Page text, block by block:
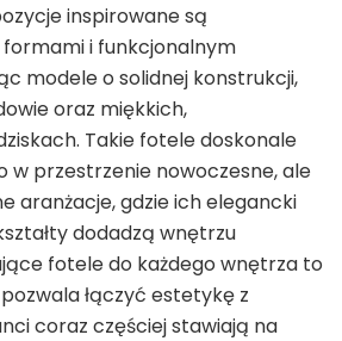
inspirowane są
i funkcjonalnym
modele o solidnej konstrukcji,
oraz miękkich,
Takie fotele doskonale
w przestrzenie nowoczesne, ale
aranżacje, gdzie ich elegancki
dodadzą wnętrzu
fotele do każdego wnętrza to
łączyć estetykę z
coraz częściej stawiają na